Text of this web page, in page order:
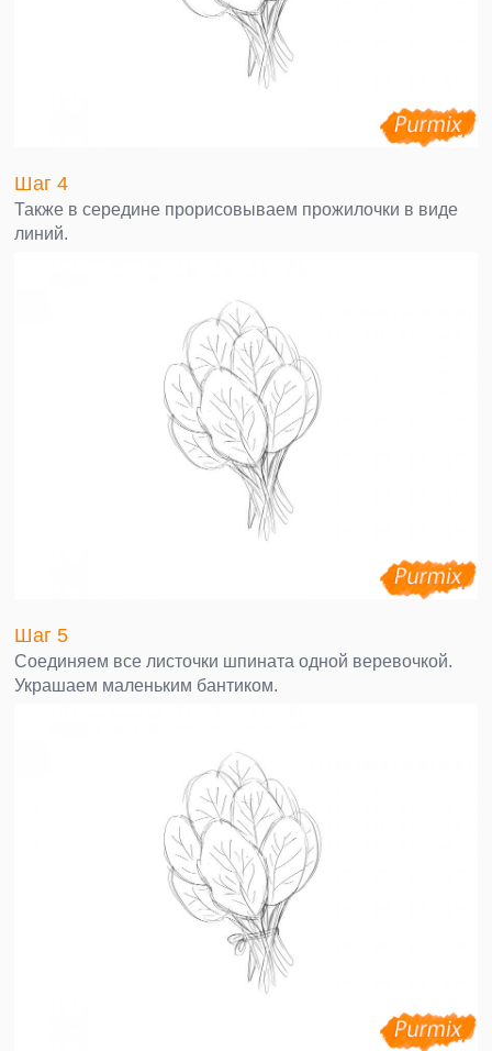
Шаг 4
Также в середине прорисовываем прожилочки в виде
линий.
Шаг 5
Соединяем все листочки шпината одной веревочкой.
Украшаем маленьким бантиком.